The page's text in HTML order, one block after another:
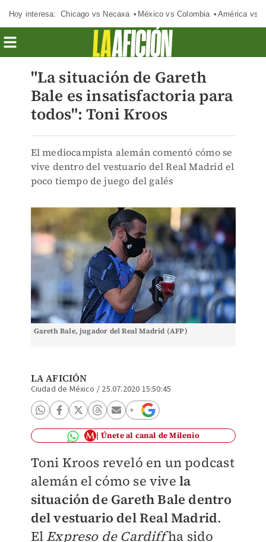
Hoy interesa: Chicago vs Necaxa México vs Colombia América vs
"La situación de Gareth
Bale es insatisfactoria para
todos": Toni Kroos
El mediocampista alemán comentó cómo se
vive dentro del vestuario del Real Madrid el
poco tiempo de juego del galés
Gareth Bale, jugador del Real Madrid (AFP)
LA AFICIÓN
Ciudad de México / 25.07.2020 15:50:45
Únete al canal de Milenio
Toni Kroos reveló en un podcast
alemán el cómo se vivela
situación de Gareth Bale dentro
del vestuario del Real Madrid.
El Expreso de Cardiffha sido